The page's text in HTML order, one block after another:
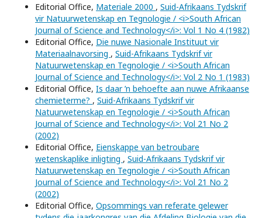
Editorial Office, Materiale 2000 , Suid-Afrikaans Tydskrif
vir Natuurwetenskap en Tegnologie / <i>South African
Journal of Science and Technology</i>: Vol 1 No 4 (1982)
Editorial Office, Die nuwe Nasionale Instituut vir
Materiaalnavorsing , Suid-Afrikaans Tydskrif vir
Natuurwetenskap en Tegnologie / <i>South African
Journal of Science and Technology</i>: Vol 2 No 1 (1983)
Editorial Office, Is daar ’n behoefte aan nuwe Afrikaanse
chemieterme? , Suid-Afrikaans Tydskrif vir
Natuurwetenskap en Tegnologie / <i>South African
Journal of Science and Technology</i>: Vol 21 No 2
(2002)
Editorial Office, Eienskappe van betroubare
wetenskaplike inligting , Suid-Afrikaans Tydskrif vir
Natuurwetenskap en Tegnologie / <i>South African
Journal of Science and Technology</i>: Vol 21 No 2
(2002)
Editorial Office, Opsommings van referate gelewer